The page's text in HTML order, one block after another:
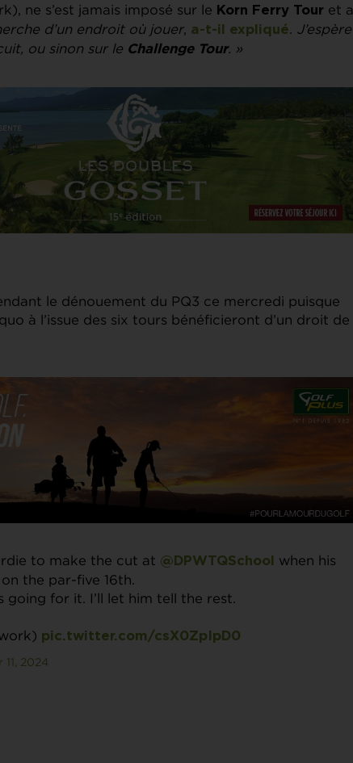
ne s’est jamais imposé sur le Korn Ferry Tour et a
d’un endroit où jouer, a-t-il expliqué. J’espère
ou sinon sur le Challenge Tour. »
le dénouement du PQ3 ce mercredi puisque
à l’issue des six tours bénéficieront d’un droit de
to make the cut at @DPWTQSchool
when his
the par-five 16th.
for it. I’ll let him tell the rest.
pic.twitter.com/csX0ZpIpD0
2024